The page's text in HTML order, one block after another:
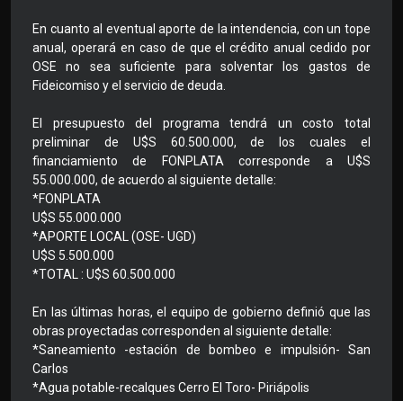
En cuanto al eventual aporte de la intendencia, con un tope
anual, operará en caso de que el crédito anual cedido por
OSE no sea suficiente para solventar los gastos de
Fideicomiso y el servicio de deuda.
El presupuesto del programa tendrá un costo total
preliminar de U$S 60.500.000, de los cuales el
financiamiento de FONPLATA corresponde a U$S
55.000.000, de acuerdo al siguiente detalle:
*FONPLATA
U$S 55.000.000
*APORTE LOCAL (OSE- UGD)
U$S 5.500.000
*TOTAL : U$S 60.500.000
En las últimas horas, el equipo de gobierno definió que las
obras proyectadas corresponden al siguiente detalle:
*Saneamiento -estación de bombeo e impulsión- San
Carlos
*Agua potable-recalques Cerro El Toro- Piriápolis